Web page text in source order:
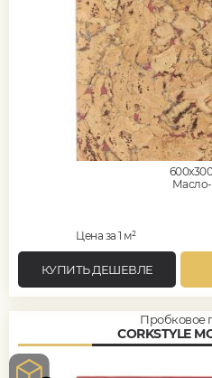
Цена за 1 м²
КУПИТЬ ДЕШЕВЛЕ
Пробковое
CORKSTYLE